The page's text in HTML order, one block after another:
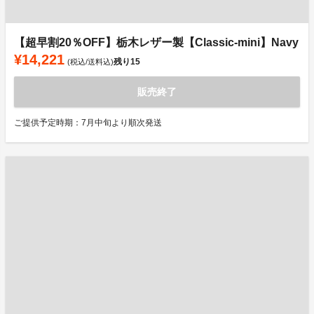
【超早割20％OFF】栃木レザー製【Classic-mini】Navy
¥14,221 (税込/送料込)残り15
販売終了
ご提供予定時期：7月中旬より順次発送